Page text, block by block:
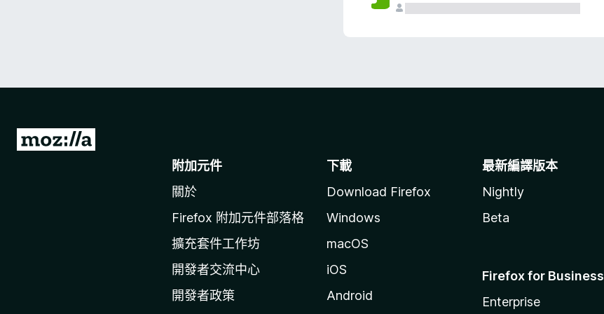
前
附加元件
關於
Firefox 附加元件部落格
擴充套件工作坊
開發者交流中心
開發者政策
下載
Download Firefox
Windows
macOS
iOS
Android
最新編譯版本
Nightly
Beta
Firefox for Business
Enterprise